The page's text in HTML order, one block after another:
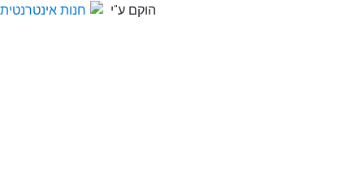
הוקם ע"י חנות אינטרנטית